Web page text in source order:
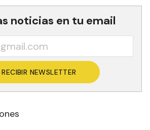
noticias en tu email
RECIBIR NEWSLETTER